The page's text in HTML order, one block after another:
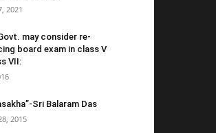
2021
may consider re-
board exam in class V
VII:
Sri Balaram Das
2015